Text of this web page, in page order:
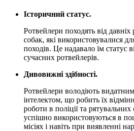
Історичний статус.
Ротвейлери походять від
собак, які використовувалися
походів. Це надавало їм статус
сучасних ротвейлерів.
Дивовижні здібності.
Ротвейлери володіють
інтелектом, що робить їх
роботи в поліції та
успішно використовуються в
місіях і навіть при виявленні